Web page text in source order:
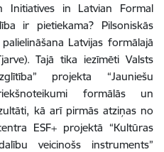
Initiatives in Latvian Formal
ir pietiekama? Pilsoniskās
Latvijas formālajā
Tajā tika iezīmēti Valsts
projekta “Jauniešu
formālās un
kā arī pirmās atziņas no
ESF+ projektā “Kultūras
veicinošs instruments”